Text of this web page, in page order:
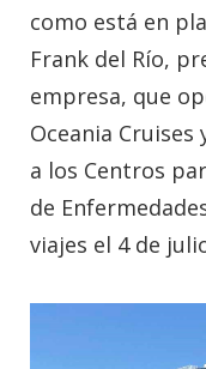
como está en
Frank del Río,
empresa, que
Oceania Cruises
a los Centros
de
viajes el 4 de